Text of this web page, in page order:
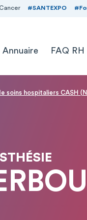
#SANTEXPO
Annuaire FAQ RH
soins hospitaliers CASH